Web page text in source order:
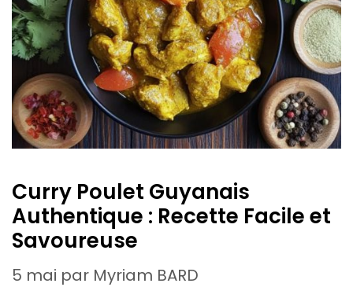
Curry Poulet Guyanais
Authentique : Recette Facile et
Savoureuse
5 mai par Myriam BARD